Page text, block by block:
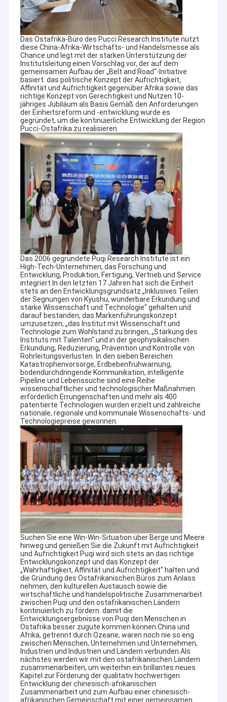
Heim
Produkte
Über uns
Das Ostafrika-Büro des Pucci Research Institute nutzt
diese China-Afrika-Wirtschafts- und Handelsmesse als
Chance und legt mit der starken Unterstützung der
Institutsleitung einen Vorschlag vor, der auf dem
gemeinsamen Aufbau der „Belt and Road“-Initiative
basiert. das politische Konzept der Aufrichtigkeit,
Affinität und Aufrichtigkeit gegenüber Afrika sowie das
richtige Konzept von Gerechtigkeit und Nutzen.10-
jähriges Jubiläum als Basis.Gemäß den Anforderungen
der Einheitsreform und -entwicklung wurde es
gegründet, um die kontinuierliche Entwicklung der Region
Pucci-Ostafrika zu realisieren.
Das 2006 gegründete Puqi Research Institute ist ein
High-Tech-Unternehmen, das Forschung und
Entwicklung, Produktion, Fertigung, Vertrieb und Service
integriert.In den letzten 17 Jahren hat sich die Einheit
stets an den Entwicklungsgrundsatz „Inklusives Teilen
der Segnungen von Kyushu, wunderbare Erkundung und
starke Wissenschaft und Technologie“ gehalten und
darauf bestanden, das Markenführungskonzept
umzusetzen, „das Institut mit Wissenschaft und
Technologie zum Wohlstand zu bringen, „Stärkung des
Instituts mit Talenten“ und in der geophysikalischen
Erkundung, Reduzierung, Prävention und Kontrolle von
Rohrleitungsverlusten. In den sieben Bereichen
Katastrophenvorsorge, Erdbebenfrühwarnung,
bodendurchdringende Kommunikation, intelligente
Pipeline und Lebenssuche sind eine Reihe
wissenschaftlicher und technologischer Maßnahmen
erforderlich Errungenschaften und mehr als 400
patentierte Technologien wurden erzielt und zahlreiche
nationale, regionale und kommunale Wissenschafts- und
Technologiepreise gewonnen.
Suchen Sie eine Win-Win-Situation über Berge und Meere
hinweg und genießen Sie die Zukunft mit Aufrichtigkeit
und Aufrichtigkeit.Puqi wird sich stets an das richtige
Entwicklungskonzept und das Konzept der
„Wahrhaftigkeit, Affinität und Aufrichtigkeit“ halten und
die Gründung des Ostafrikanischen Büros zum Anlass
nehmen, den kulturellen Austausch sowie die
wirtschaftliche und handelspolitische Zusammenarbeit
zwischen Puqi und den ostafrikanischen Ländern
kontinuierlich zu fördern. damit die
Entwicklungsergebnisse von Puqi den Menschen in
Ostafrika besser zugute kommen können.China und
Afrika, getrennt durch Ozeane, waren noch nie so eng
zwischen Menschen, Unternehmen und Unternehmen,
Industrien und Industrien und Ländern verbunden.Als
nächstes werden wir mit den ostafrikanischen Ländern
zusammenarbeiten, um weiterhin ein brillantes neues
Kapitel zur Förderung der qualitativ hochwertigen
Entwicklung der chinesisch-afrikanischen
Zusammenarbeit und zum Aufbau einer chinesisch-
afrikanischen Gemeinschaft mit einer gemeinsamen
PQWT ist ein Forschungsinstitut, das sich auf die Erforschung
und Entwicklung von Wasserlecksuchgeräten und geologischen
Erkundungsgeräten spezialisiert hat.
Das Hunan Puqi Geologic Exploration Equipment Institute und